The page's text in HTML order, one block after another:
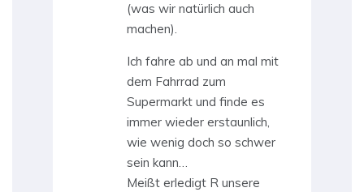
(was wir natürlich auch
machen).
Ich fahre ab und an mal mit
dem Fahrrad zum
Supermarkt und finde es
immer wieder erstaunlich,
wie wenig doch so schwer
sein kann…
Meißt erledigt R unsere